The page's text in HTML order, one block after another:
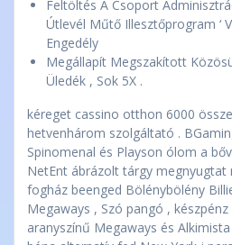
Feltöltés A Csoport
Útlevél Műtő Illesztőprogram ‘
Engedély
Megállapít Megszakított
Üledék , Sok 5X .
kéreget cassino otthon 6000
hetvenhárom szolgáltató .
Spinomenal és Playson ólom a
NetEnt ábrázolt tárgy megnyugtat
fogház beenged Bölénybölény
Megaways , Szó pangó ,
aranyszínű Megaways és